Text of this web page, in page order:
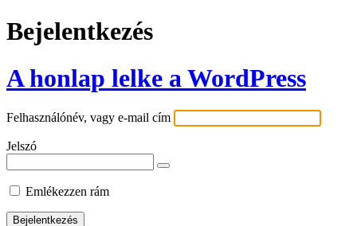
Bejelentkezés
A honlap lelke a WordPress
Felhasználónév, vagy e-mail cím
Jelszó
Emlékezzen rám